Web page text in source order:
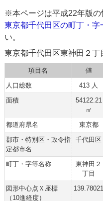
※本ページは平成22年版の
東京都千代田区の町丁・字
い。
東京都千代田区東神田２丁
項目名 値
人口総数
413 人
面積
54122.21
㎡
都道府県名 東京都
郡市・特別区・政令指
定都市名
千代田区
町丁・字等名称
東神田２
丁目
図形中心点Ｘ座標
（10進経度）
139.78021